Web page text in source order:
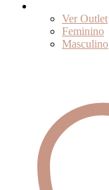
Ver Outlet
Feminino
Masculino